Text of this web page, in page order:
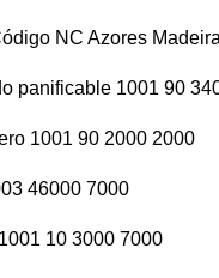
NC Azores Madeira
panificable 1001 90
1001 90 2000 2000
46000 7000
10 3000 7000